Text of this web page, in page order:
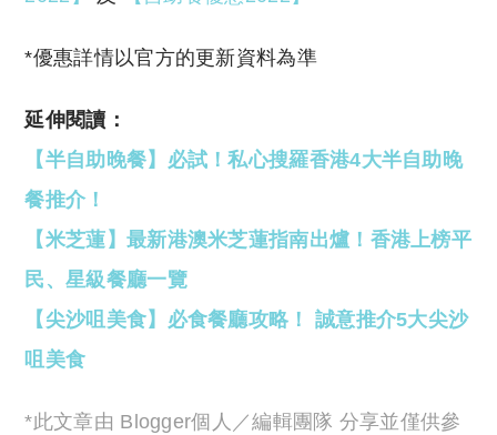
*優惠詳情以官方的更新資料為準
延伸閱讀：
【半自助晚餐】必試！私心搜羅香港4大半自助晚
餐推介！
【米芝蓮】最新港澳米芝蓮指南出爐！香港上榜平
民、星級餐廳一覽
【尖沙咀美食】必食餐廳攻略！ 誠意推介5大尖沙
咀美食
*此文章由 Blogger個人／編輯團隊 分享並僅供參